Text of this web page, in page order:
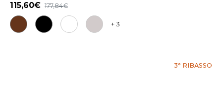
115,60 177,84
+ 3
3° RIBASSO